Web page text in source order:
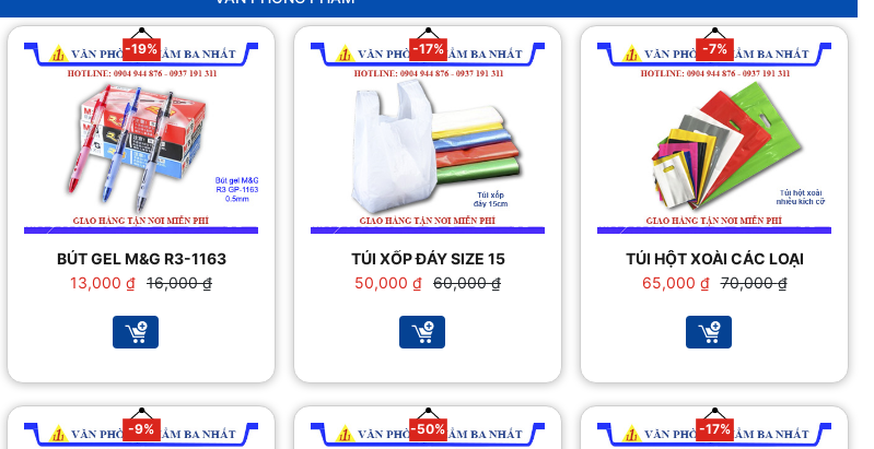
-19%
BÚT GEL M&G R3-1163
16,000₫
Giá
là:
16,000 ₫.
13,000 ₫ Giá
tại
là:
-17%
TÚI XỐP ĐÁY SIZE 15
60,000₫
Giá
là:
60,000 ₫.
50,000 ₫ Giá
tại
là:
-7%
TÚI HỘT XOÀI CÁC LOẠI
70,000₫
Giá
là:
70,000 ₫.
65,000 ₫ Giá
tại
là:
-9% -50% -17%